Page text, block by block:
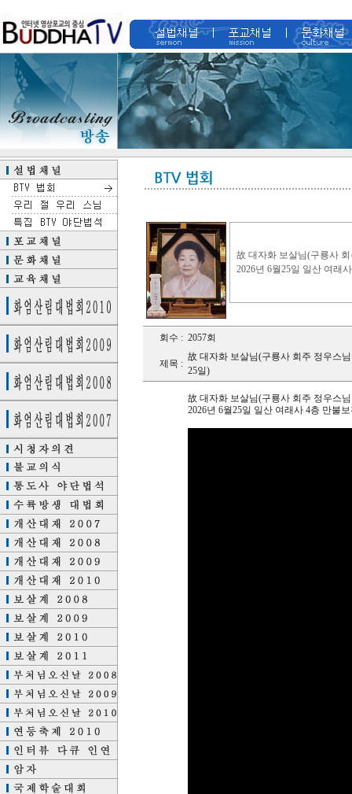
故 대자화 보살님(구룡사
2026년 6월25일 일산 여래
회수 : 2057회
제목 :
故 대자화 보살님(구룡사 회주 정우스
25일)
故 대자화 보살님(구룡사 회주 정우스
2026년 6월25일 일산 여래사 4층 만불보